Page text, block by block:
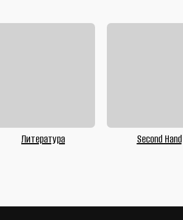
Литература Second Hand